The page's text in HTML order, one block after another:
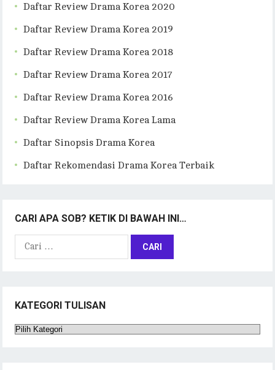
Daftar Review Drama Korea 2020
Daftar Review Drama Korea 2019
Daftar Review Drama Korea 2018
Daftar Review Drama Korea 2017
Daftar Review Drama Korea 2016
Daftar Review Drama Korea Lama
Daftar Sinopsis Drama Korea
Daftar Rekomendasi Drama Korea Terbaik
CARI APA SOB? KETIK DI BAWAH INI…
Cari
KATEGORI TULISAN
Kategori